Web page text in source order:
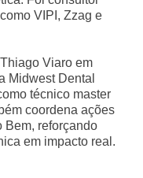
VIPI, Zzag e
Viaro em
Midwest Dental
técnico master
coordena ações
Bem, reforçando
em impacto real.